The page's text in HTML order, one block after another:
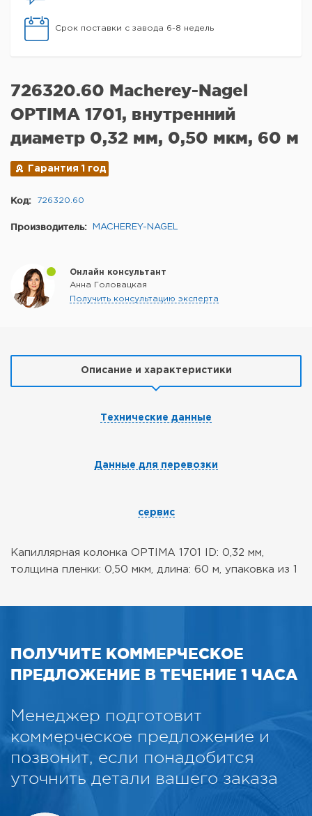
Срок поставки с завода 6-8 недель
726320.60 Macherey-Nagel
OPTIMA 1701, внутренний
диаметр 0,32 мм, 0,50 мкм, 60 м
Гарантия 1 год
Код: 726320.60
Производитель: MACHEREY-NAGEL
Онлайн консультант
Анна Головацкая
Получить консультацию эксперта
Описание и характеристики
Технические данные
Данные для перевозки
сервис
Капиллярная колонка OPTIMA 1701 ID: 0,32 мм,
толщина пленки: 0,50 мкм, длина: 60 м, упаковка из 1
ПОЛУЧИТЕ КОММЕРЧЕСКОЕ
ПРЕДЛОЖЕНИЕ В ТЕЧЕНИЕ 1 ЧАСА
Менеджер подготовит
коммерческое предложение и
позвонит, если понадобится
уточнить детали вашего заказа